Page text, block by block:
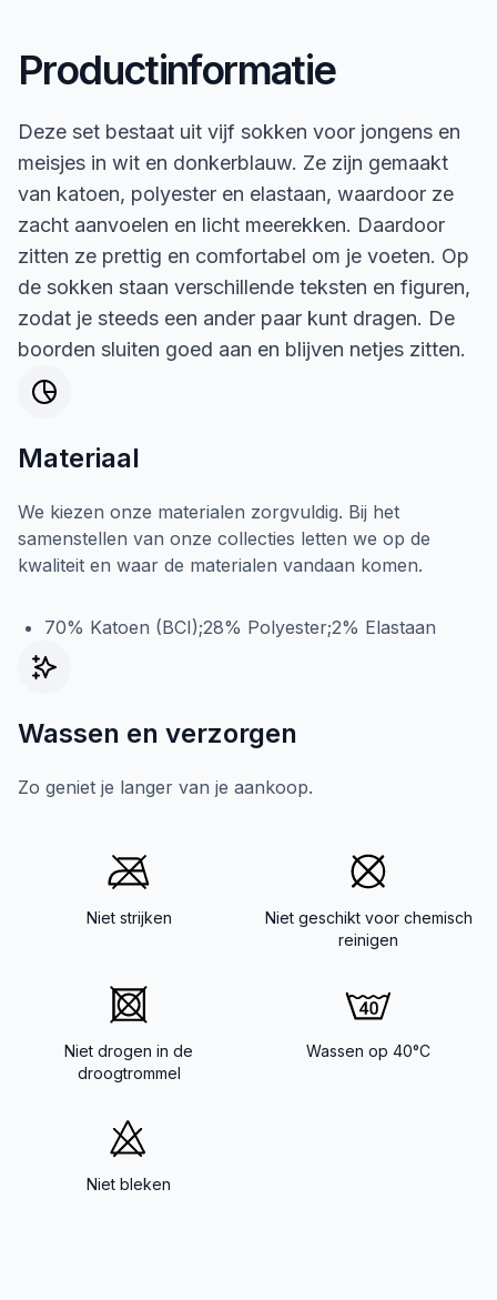
Productinformatie
Deze set bestaat uit vijf sokken voor jongens en
meisjes in wit en donkerblauw. Ze zijn gemaakt
van katoen, polyester en elastaan, waardoor ze
zacht aanvoelen en licht meerekken. Daardoor
zitten ze prettig en comfortabel om je voeten. Op
de sokken staan verschillende teksten en figuren,
zodat je steeds een ander paar kunt dragen. De
boorden sluiten goed aan en blijven netjes zitten.
Materiaal
We kiezen onze materialen zorgvuldig. Bij het
samenstellen van onze collecties letten we op de
kwaliteit en waar de materialen vandaan komen.
70% Katoen (BCI);28% Polyester;2% Elastaan
Wassen en verzorgen
Zo geniet je langer van je aankoop.
Niet strijken
Niet geschikt voor chemisch
reinigen
Niet drogen in de
droogtrommel
Wassen op 40°C
Niet bleken